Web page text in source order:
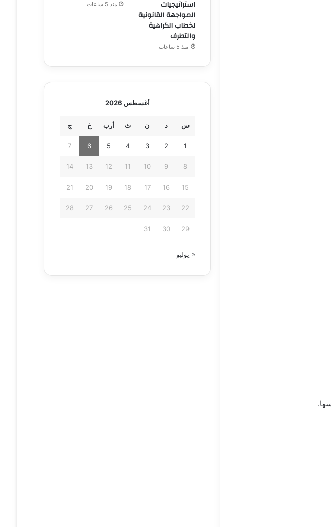
استراتيجيات
المواجهة القانونية
لخطاب الكراهية
والتطرف
منذ 5 ساعات
منذ 5 ساعات
أغسطس 2026
س د ن ث أرب خ ج
1
2
3
4
5
6
7
8
9
10
11
12
13
14
15
16
17
18
19
20
21
22
23
24
25
26
27
28
29
30
31
« يوليو